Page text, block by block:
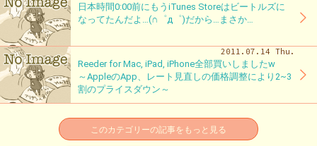
日本時間0:00前にもうiTunes Storeはビートルズに
なってたんだよ…(∩゜д゜)だから…まさか…
2011.07.14 Thu.
Reeder for Mac, iPad, iPhone全部買いしましたw
～AppleのApp、レート見直しの価格調整により2~3
割のプライスダウン～
このカテゴリーの記事をもっと見る